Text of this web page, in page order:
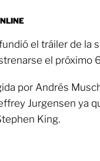
el tráiler de la
el próximo
por Andrés
Jurgensen ya
King.